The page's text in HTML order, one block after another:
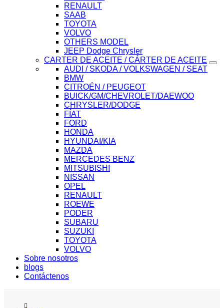
RENAULT
SAAB
TOYOTA
VOLVO
OTHERS MODEL
JEEP Dodge Chrysler
CARTER DE ACEITE / CÁRTER DE ACEITE
AUDI / SKODA / VOLKSWAGEN / SEAT
BMW
CITROÉN / PEUGEOT
BUICK/GM/CHEVROLET/DAEWOO
CHRYSLER/DODGE
FÍAT
FORD
HONDA
HYUNDAI/KIA
MAZDA
MERCEDES BENZ
MITSUBISHI
NISSAN
OPEL
RENAULT
ROEWE
PODER
SUBARU
SUZUKI
TOYOTA
VOLVO
Sobre nosotros
blogs
Contáctenos